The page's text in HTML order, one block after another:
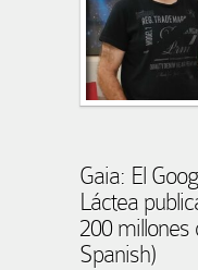
Gaia: El
Láctea
200 millones
Spanish)